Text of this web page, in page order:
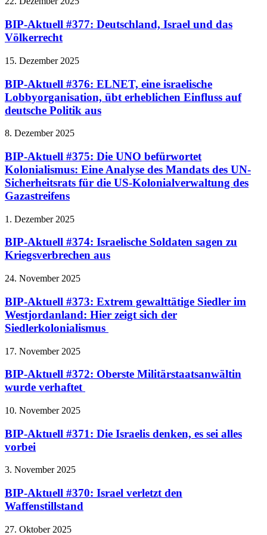
BIP-Aktuell #377: Deutschland, Israel und das
Völkerrecht
15. Dezember 2025
BIP-Aktuell #376: ELNET, eine israelische
Lobbyorganisation, übt erheblichen Einfluss auf
deutsche Politik aus
8. Dezember 2025
BIP-Aktuell #375: Die UNO befürwortet
Kolonialismus: Eine Analyse des Mandats des UN-
Sicherheitsrats für die US-Kolonialverwaltung des
Gazastreifens
1. Dezember 2025
BIP-Aktuell #374: Israelische Soldaten sagen zu
Kriegsverbrechen aus
24. November 2025
BIP-Aktuell #373: Extrem gewalttätige Siedler im
Westjordanland: Hier zeigt sich der
Siedlerkolonialismus
17. November 2025
BIP-Aktuell #372: Oberste Militärstaatsanwältin
wurde verhaftet
10. November 2025
BIP-Aktuell #371: Die Israelis denken, es sei alles
vorbei
3. November 2025
BIP-Aktuell #370: Israel verletzt den
Waffenstillstand
27. Oktober 2025